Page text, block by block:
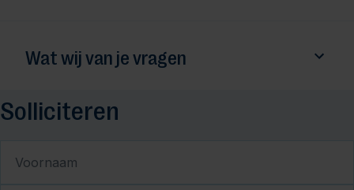
Wat wij van je vragen
Solliciteren
Voornaam